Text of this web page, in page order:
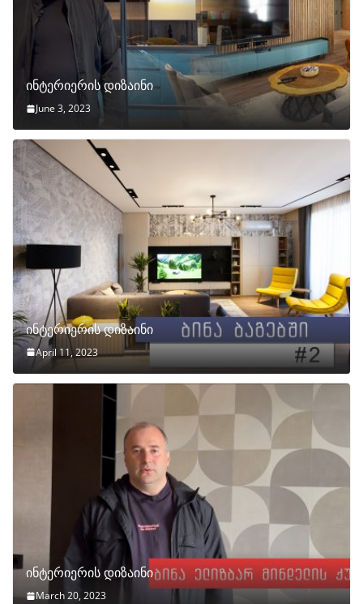
ინტერიერის დიზაინი
June 3, 2023
ინტერიერის დიზაინი
April 11, 2023
ინტერიერის დიზაინი
March 20, 2023